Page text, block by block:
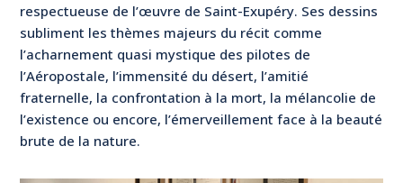
respectueuse de l’œuvre de Saint-Exupéry. Ses dessins
subliment les thèmes majeurs du récit comme
l’acharnement quasi mystique des pilotes de
l’Aéropostale, l’immensité du désert, l’amitié
fraternelle, la confrontation à la mort, la mélancolie de
l’existence ou encore, l’émerveillement face à la beauté
brute de la nature.